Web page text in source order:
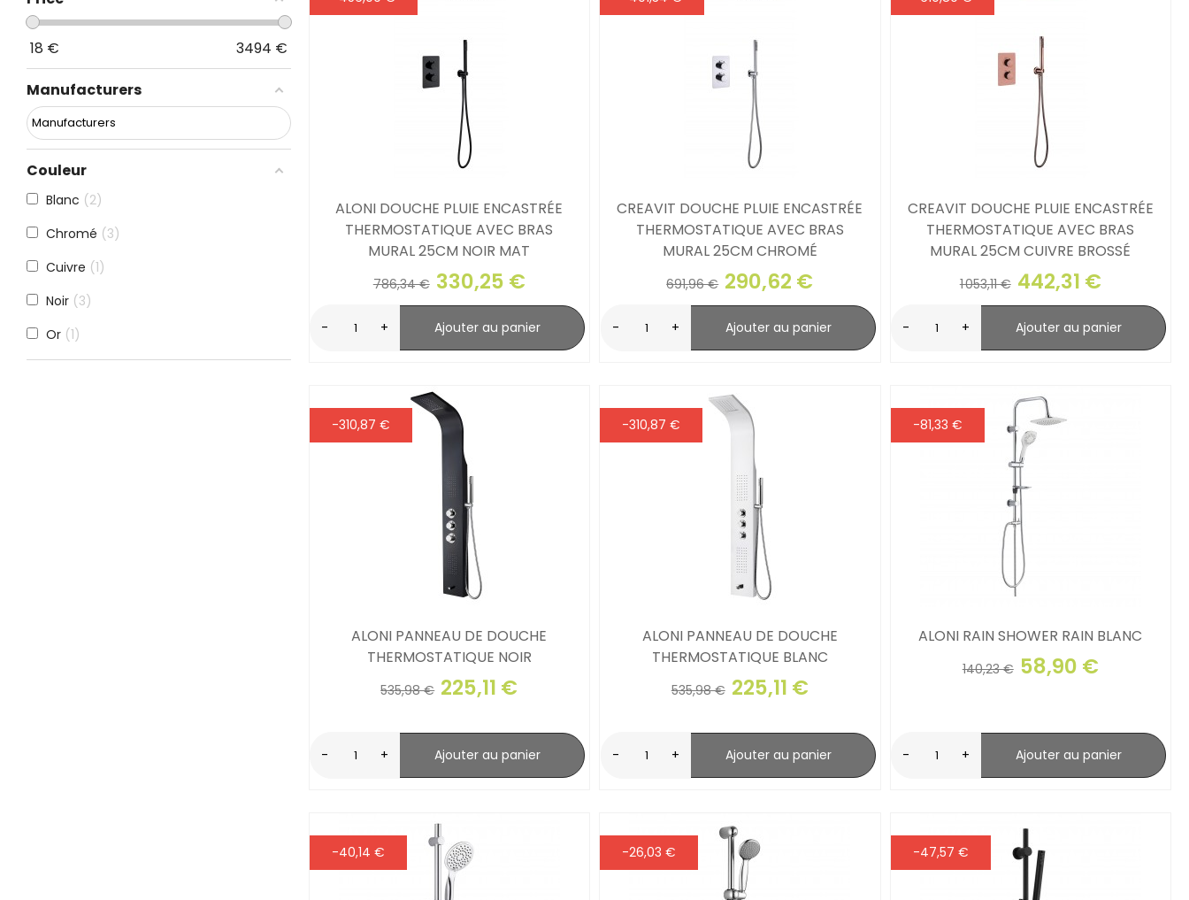
18 € 3494 €
Manufacturers
Couleur
Blanc
2
Chromé
3
Cuivre 1
Noir 3
Or 1
ALONI DOUCHE PLUIE ENCASTRÉE
THERMOSTATIQUE AVEC BRAS
MURAL 25CM NOIR MAT
786,34 € 330,25 €
- + Ajouter au panier
CREAVIT DOUCHE PLUIE ENCASTRÉE
THERMOSTATIQUE AVEC BRAS
MURAL 25CM CHROMÉ
691,96 € 290,62 €
- + Ajouter au panier
CREAVIT DOUCHE PLUIE ENCASTRÉE
THERMOSTATIQUE AVEC BRAS
MURAL 25CM CUIVRE BROSSÉ
1 053,11 € 442,31 €
- + Ajouter au panier
ALONI PANNEAU DE DOUCHE
THERMOSTATIQUE NOIR
535,98 € 225,11 €
- + Ajouter au panier
-310,87 €
ALONI PANNEAU DE DOUCHE
THERMOSTATIQUE BLANC
535,98 € 225,11 €
- + Ajouter au panier
-310,87 €
ALONI RAIN SHOWER RAIN BLANC
140,23 € 58,90 €
- + Ajouter au panier
-81,33 €
-40,14 € -26,03 € -47,57 €